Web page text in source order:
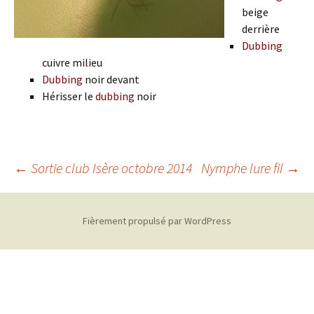
beige
derrière
Dubbing
cuivre milieu
Dubbing noir devant
Hérisser le dubbing noir
Navigation
← Sortie club Isère octobre 2014 Nymphe lure fil →
Fièrement propulsé par WordPress